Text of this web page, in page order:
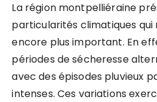
La région montpelliéraine
particularités climatiques
encore plus important. En
périodes de sécheresse
avec des épisodes pluvieux
intenses. Ces variations